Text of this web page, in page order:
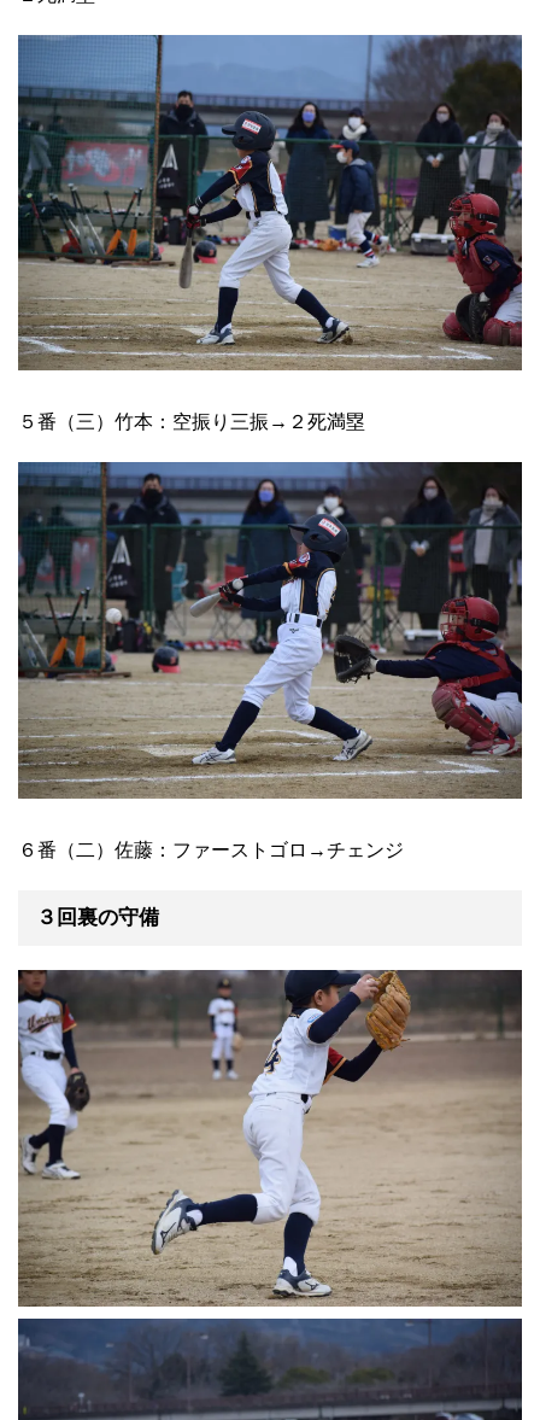
５番（三）竹本：空振り三振→２死満塁
６番（二）佐藤：ファーストゴロ→チェンジ
３回裏の守備